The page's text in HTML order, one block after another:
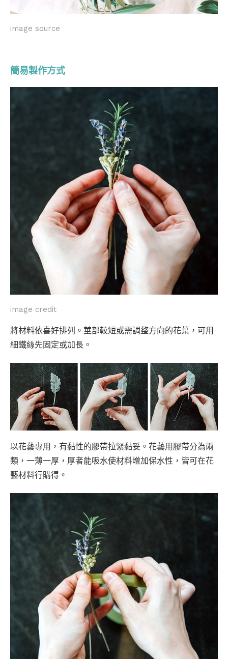
image source
簡易製作方式
image credit
將材料依喜好排列。莖部較短或需調整方向的花葉，可用
細鐵絲先固定或加長。
以花藝專用，有黏性的膠帶拉緊黏妥。花藝用膠帶分為兩
類，一薄一厚，厚者能吸水使材料增加保水性，皆可在花
藝材料行購得。